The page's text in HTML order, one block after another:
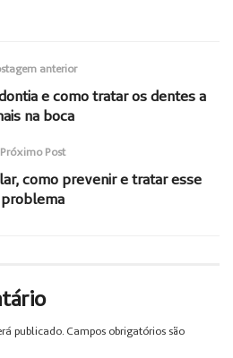
anterior
e como tratar os dentes a
na boca
Próximo Post
como prevenir e tratar esse
problema
publicado. Campos obrigatórios são